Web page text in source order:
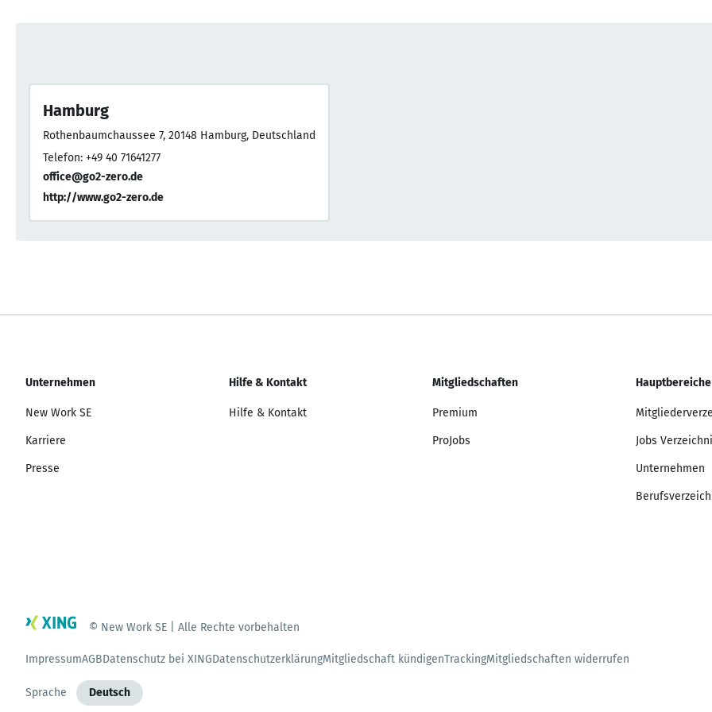
Hamburg
Rothenbaumchaussee 7, 20148 Hamburg, Deutschland
Telefon: +49 40 71641277
office@go2-zero.de
http://www.go2-zero.de
Unternehmen
New Work SE
Karriere
Presse
Hilfe & Kontakt
Hilfe & Kontakt
Mitgliedschaften
Premium
ProJobs
Hauptbereiche
Jobs
Unternehmen
© New Work SE | Alle Rechte vorbehalten
ImpressumAGBDatenschutz bei XINGDatenschutzerklärungMitgliedschaft kündigenTrackingMitgliedschaften widerrufen
Sprache Deutsch